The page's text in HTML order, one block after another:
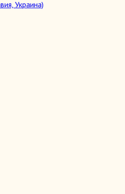
Украина)